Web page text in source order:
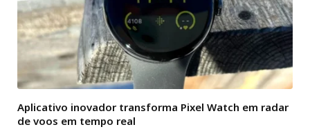
Aplicativo inovador transforma Pixel Watch em radar
de voos em tempo real